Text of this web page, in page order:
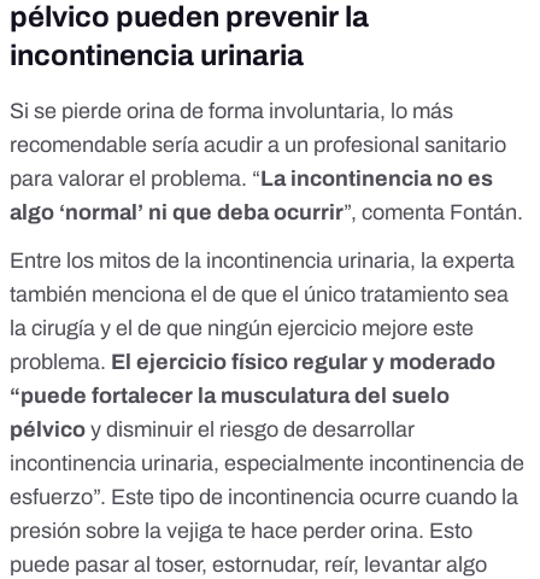
pélvico pueden prevenir la
incontinencia urinaria
Si se pierde orina de forma involuntaria, lo más
recomendable sería acudir a un profesional sanitario
para valorar el problema. “La incontinencia no es
algo ‘normal’ ni que deba ocurrir”, comenta Fontán.
Entre los mitos de la incontinencia urinaria, la experta
también menciona el de que el único tratamiento sea
la cirugía y el de que ningún ejercicio mejore este
problema. El ejercicio físico regular y moderado
“puede fortalecer la musculatura del suelo
pélvico y disminuir el riesgo de desarrollar
incontinencia urinaria, especialmente incontinencia de
esfuerzo”. Este tipo de incontinencia ocurre cuando la
presión sobre la vejiga te hace perder orina. Esto
puede pasar al toser, estornudar, reír, levantar algo